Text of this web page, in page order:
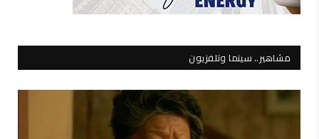
مشاهير.. سينما وتلفزيون